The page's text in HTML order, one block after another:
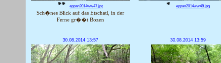
** eppan2014ww47.jpg
Sch�nes Blick auf das Etschatl, in der
Ferne gr��t Bozen
* eppan2014ww48.jpg
30.08.2014 13:57 30.08.2014 13:59